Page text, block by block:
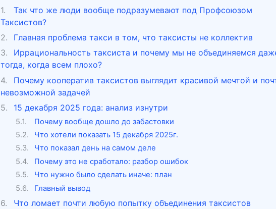
Так что же люди вообще подразумевают под Профсоюзом
Таксистов?
Главная проблема такси в том, что таксисты не коллектив
Иррациональность таксиста и почему мы не объединяемся
тогда, когда всем плохо?
Почему кооператив таксистов выглядит красивой мечтой и
невозможной задачей
15 декабря 2025 года: анализ изнутри
Почему вообще дошло до забастовки
Что хотели показать 15 декабря 2025г.
Что показал день на самом деле
Почему это не сработало: разбор ошибок
Что нужно было сделать иначе: план
Главный вывод
Что ломает почти любую попытку объединения таксистов